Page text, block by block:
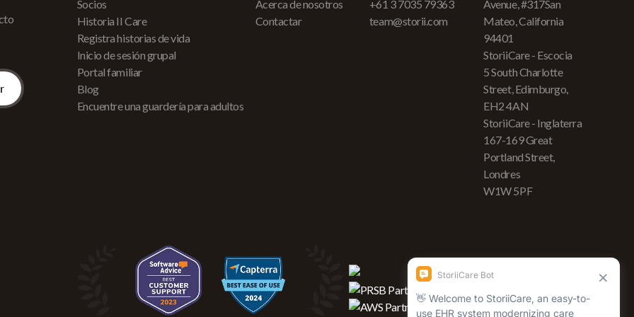
Socios
Historia II Care
Registra historias de vida
Inicio de sesión grupal
Portal familiar
Blog
Encuentre una guardería para adultos
Acerca de nosotros
Contactar
+61 3 7035 79363
team@storii.com
Avenue, #317San
Mateo, California
94401
StoriiCare - Escocia
5 South Charlotte
Street, Edimburgo,
EH2 4AN
StoriiCare - Inglaterra
167-169 Great
Portland Street,
Londres
W1W 5PF